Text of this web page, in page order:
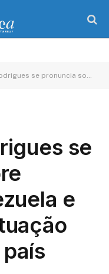
sobre ataque à Venezuela e acompanha situação de baianos no país
se
e